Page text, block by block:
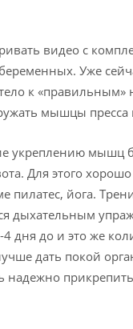
видео с
Уже
к «правильным»
мышцы
укреплению мышц
Для этого
пилатес, йога.
дыхательным
дня до и это же
дать покой
надежно